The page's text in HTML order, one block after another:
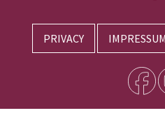
PRIVACY IMPRESSUM